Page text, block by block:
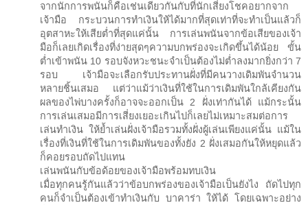
จากนักการพนันก็คือเช่นเดียวกันกับที่นักเสี่ยงโชคอยากจาก
เจ้ามือ กระบวนการทำเงินให้ได้มากที่สุดเท่าที่จะทำเป็นแล้วก็
อุตสาหะให้เสียต่ำที่สุดแค่นั้น การเล่นพนันจากข้อเสียของเจ้า
มือก็เลยเกิดเรื่องที่ง่ายสุดๆความบกพร่องจะเกิดขึ้นได้น้อย ขั้น
ต่ำเข้าพนัน 10 รอบจังหวะชนะจำเป็นต้องไม่ต่ำลงมากยิ่งกว่า 7
รอบ เจ้ามือจะเลือกรับประทานฝั่งที่มีคนวางเดิมพันจำนวน
หลายชิ้นเสมอ แต่ว่าแม้ว่าเงินที่ใช้ในการเดิมพันใกล้เคียงกัน
ผลของไพ่บางครั้งก็อาจจะออกเป็น 2 ฝั่งเท่ากันได้ แม้กระนั้น
การเล่นเสมอมีการเสี่ยงเยอะเกินไปก็เลยไม่เหมาะสมต่อการ
เล่นทำเงิน ให้ย้ำเล่นฝั่งเจ้ามือรวมทั้งฝั่งผู้เล่นเพียงแค่นั้น แม้ใน
เรื่องที่เงินที่ใช้ในการเดิมพันของทั้งยัง 2 ฝั่งเสมอกันให้หยุดแล้ว
ก็คอยรอบถัดไปแทน
เล่นพนันกับข้อด้อยของเจ้ามือพร้อมทบเงิน
เมื่อทุกคนรู้กันแล้วว่าข้อบกพร่องของเจ้ามือเป็นยังไง ถัดไปทุก
คนก็จำเป็นต้องเข้าทำเงินกับ บาคาร่า ให้ได้ โดยเฉพาะอย่าง